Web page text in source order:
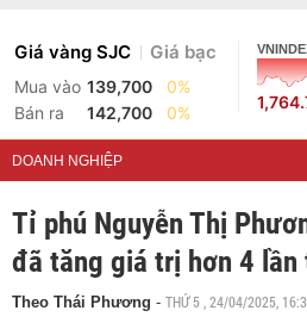
Giá vàng SJC Giá bạc
Mua vào 139,700
0%
Bán ra
142,700 0%
DOANH NGHIỆP
Tỉ phú Nguyễn Thị
đã tăng giá trị hơn 4 lần
Theo Thái Phương - THỨ 5 , 24/04/2025,